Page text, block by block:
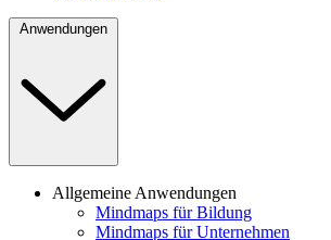
Anwendungen
Allgemeine Anwendungen
Mindmaps für Bildung
Mindmaps für Unternehmen